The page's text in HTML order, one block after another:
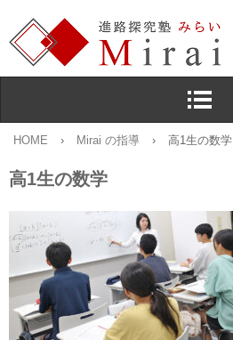
HOME › Mirai の指導 › 高1生の数学
高1生の数学